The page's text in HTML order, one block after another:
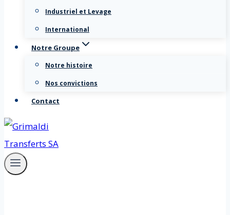
Industriel et Levage
International
Notre Groupe
Notre histoire
Nos convictions
Contact